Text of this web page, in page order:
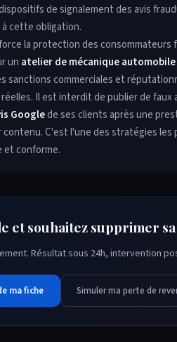
de signalement des avis
cette obligation.
la protection des consommateurs
un atelier de mécanique automobile
sanctions commerciales et
Il est interdit de publier de faux
Googlede ses clients après une
C'est l'une des stratégies les
et conforme.
et souhaitez supprimer
Résultat sous 24h, intervention
ma fiche Simuler ma perte de